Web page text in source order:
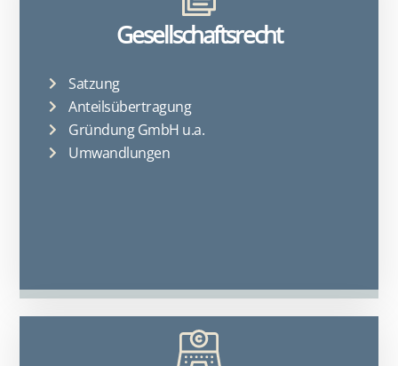
Gesellschaftsrecht
Satzung
Anteilsübertragung
Gründung GmbH u.a.
Umwandlungen